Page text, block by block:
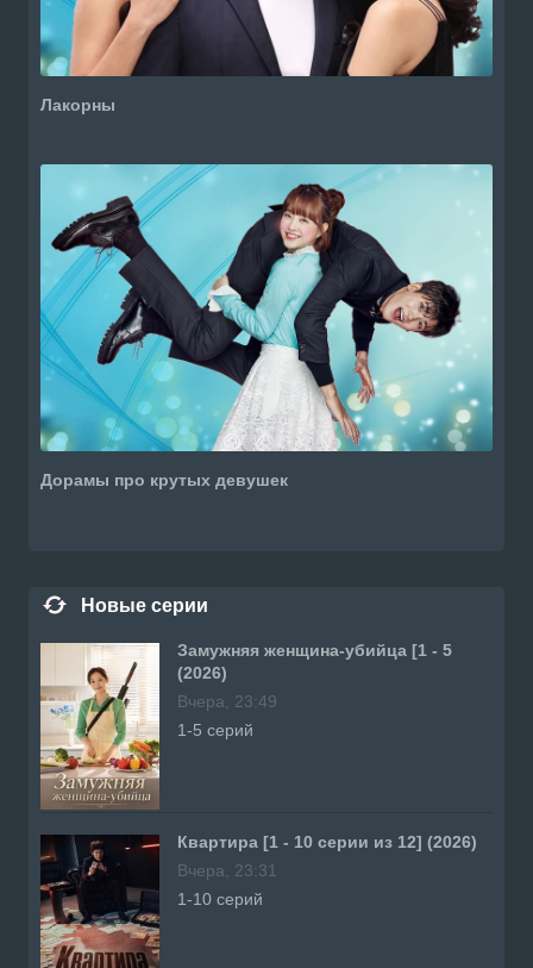
Лакорны
Дорамы про крутых девушек
Новые серии
Замужняя женщина-убийца [1 - 5
(2026)
Вчера, 23:49
1-5 серий
Квартира [1 - 10 серии из 12] (2026)
Вчера, 23:31
1-10 серий